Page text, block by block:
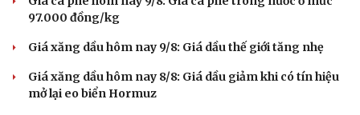
97.000 đồng/kg
Giá xăng dầu hôm nay 9/8: Giá dầu thế giới tăng nhẹ
Giá xăng dầu hôm nay 8/8: Giá dầu giảm khi có tín hiệu
mở lại eo biển Hormuz